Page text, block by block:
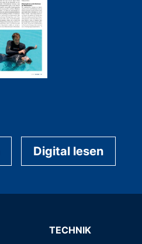
Digital lesen
TECHNIK